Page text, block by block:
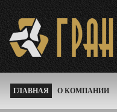
ГЛАВНАЯ О КОМПАНИИ